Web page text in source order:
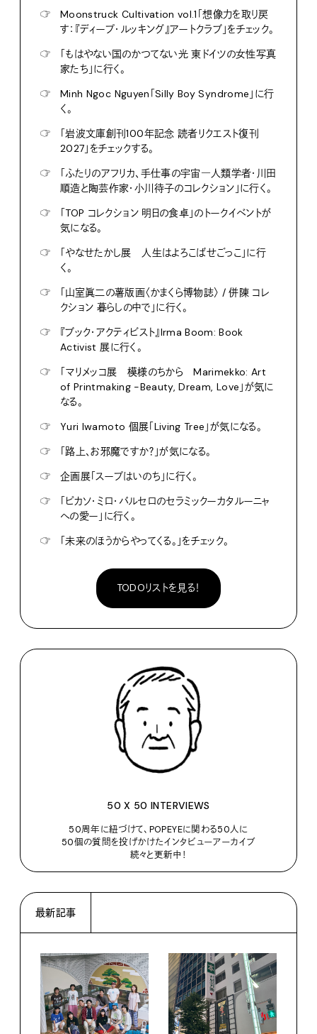
☞
Moonstruck Cultivation vol.1「想像力を取り戻
す：『ディープ・ルッキング』アートクラブ」をチェック。
☞
「もはやない国のかつてない光 東ドイツの女性写真
家たち」に行く。
☞
Minh Ngoc Nguyen「Silly Boy Syndrome」に行
く。
☞
「岩波文庫創刊100年記念 読者リクエスト復刊
2027」をチェックする。
☞
「ふたりのアフリカ、手仕事の宇宙―人類学者・川田
順造と陶芸作家・小川待子のコレクション」に行く。
☞
「TOP コレクション 明日の食卓」のトークイベントが
気になる。
☞
「やなせたかし展 人生はよろこばせごっこ」に行
く。
☞
「山室眞二の薯版画〈かまくら博物誌〉 / 併陳 コレ
クション 暮らしの中で」に行く。
☞
『ブック・アクティビスト』Irma Boom: Book
Activist 展に行く。
☞
「マリメッコ展 模様のちから Marimekko: Art
of Printmaking -Beauty, Dream, Love」が気に
なる。
☞
Yuri Iwamoto 個展「Living Tree」が気になる。
☞
「路上、お邪魔ですか？」が気になる。
☞
企画展「スープはいのち」に行く。
☞
「ピカソ・ミロ・バルセロのセラミックーカタルーニャ
への愛ー」に行く。
☞
「未来のほうからやってくる。」をチェック。
TODOリストを見る！
50 X 50 INTERVIEWS
50周年に紐づけて、POPEYEに関わる50人に
50個の質問を投げかけたインタビューアーカイブ
続々と更新中！
最新記事